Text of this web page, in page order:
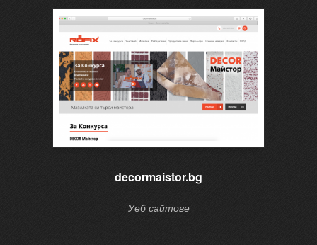
decormaistor.bg
Уеб сайтове